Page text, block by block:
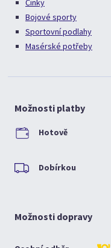
Činky
Bojové sporty
Sportovní podlahy
Masérské potřeby
Možnosti platby
Hotově
Dobírkou
Možnosti dopravy